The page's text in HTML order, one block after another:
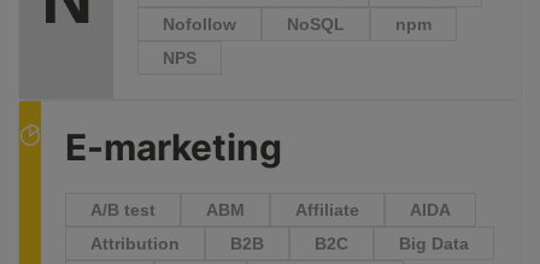
Nofollow
NoSQL
npm
NPS
E-marketing
A/B test ABM Affiliate
AIDA
Attribution
B2B B2C
Big Data